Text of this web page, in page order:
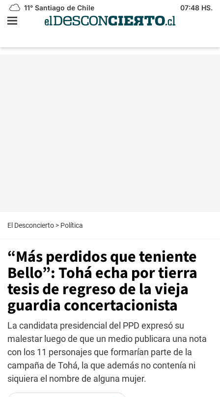
11° Santiago de Chile 07:48 HS.
El Desconcierto > Política
“Más perdidos que teniente
Bello”: Tohá echa por tierra
tesis de regreso de la vieja
guardia concertacionista
La candidata presidencial del PPD expresó su
malestar luego de que un medio publicara una nota
con los 11 personajes que formarían parte de la
campaña de Tohá, la que además no contenía ni
siquiera el nombre de alguna mujer.